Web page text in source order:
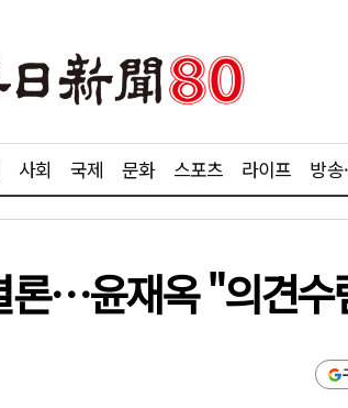
사회 국제 문화 스포츠 라이프 방송
론…윤재옥 "의견